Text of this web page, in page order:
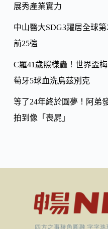
展秀產業實力
中山醫大SDG3躍居全球
前25強
C羅41歲照樣轟！世界盃
萄牙5球血洗烏茲別克
等了24年終於圓夢！阿
拍到像「喪屍」